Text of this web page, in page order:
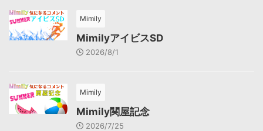
Mimily
MimilyアイビスSD
2026/8/1
Mimily
Mimily関屋記念
2026/7/25